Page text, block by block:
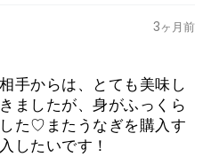
3ヶ月前
手からは、とても美味し
ましたが、身がふっくら
た♡またうなぎを購入す
したいです！